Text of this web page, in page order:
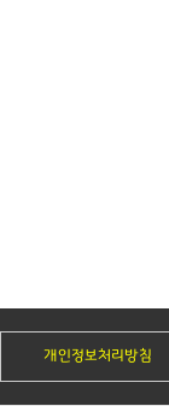
개인정보처리방침